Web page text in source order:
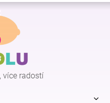
více radostí